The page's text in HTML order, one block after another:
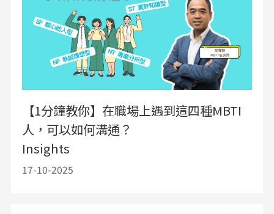
【1分鐘教你】在職場上遇到這四種MBTI
人，可以如何溝通？
Insights
17-10-2025